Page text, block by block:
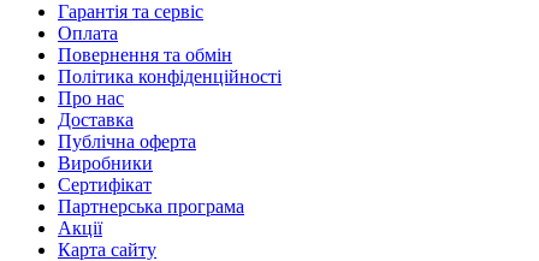
Гарантія та сервіс
Оплата
Повернення та обмін
Політика конфіденційності
Про нас
Доставка
Публічна оферта
Виробники
Сертифікат
Партнерська програма
Акції
Карта сайту